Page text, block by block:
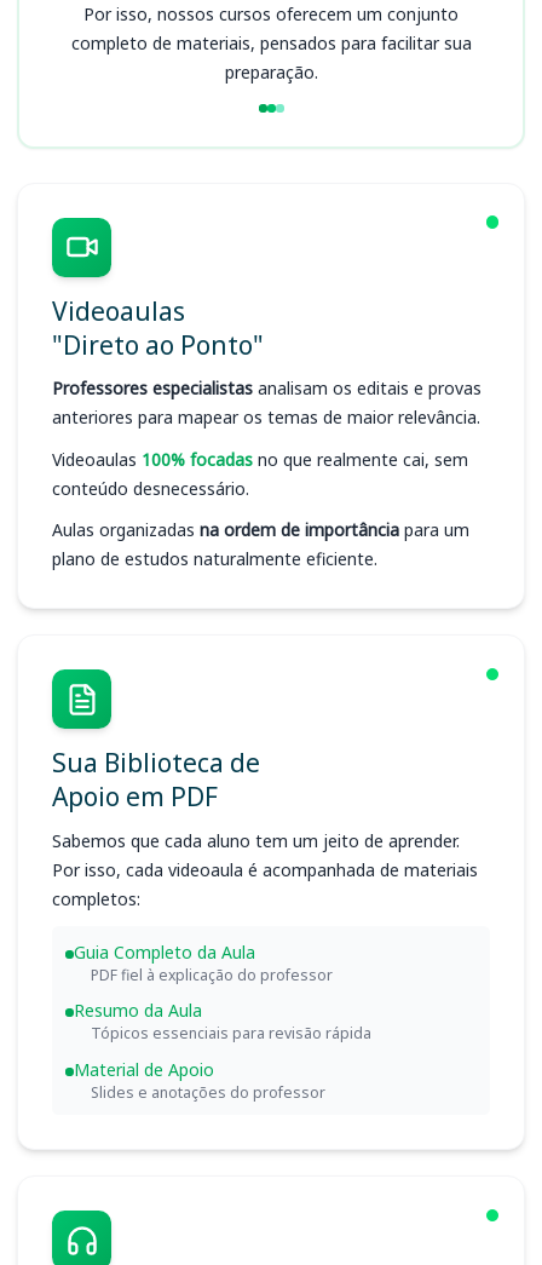
Por isso, nossos cursos oferecem um conjunto
completo de materiais, pensados para facilitar sua
preparação.
Videoaulas
"Direto ao Ponto"
Professores especialistas analisam os editais e provas
anteriores para mapear os temas de maior relevância.
Videoaulas 100% focadas no que realmente cai, sem
conteúdo desnecessário.
Aulas organizadas na ordem de importância para um
plano de estudos naturalmente eficiente.
Sua Biblioteca de
Apoio em PDF
Sabemos que cada aluno tem um jeito de aprender.
Por isso, cada videoaula é acompanhada de materiais
completos:
Guia Completo da Aula
PDF fiel à explicação do professor
Resumo da Aula
Tópicos essenciais para revisão rápida
Material de Apoio
Slides e anotações do professor